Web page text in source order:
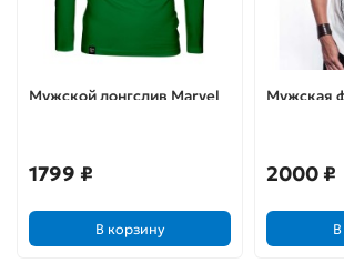
Мужской лонгслив Marvel
1799 ₽
В корзину
Мужская
2000 ₽